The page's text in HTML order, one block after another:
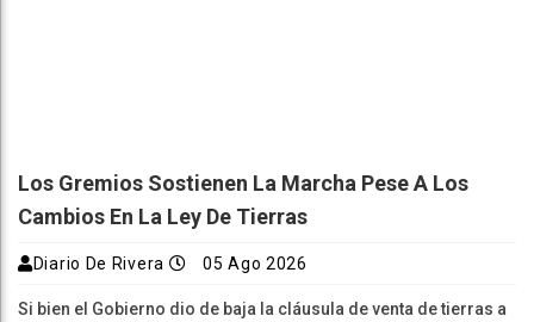
Los Gremios Sostienen La Marcha Pese A Los
Cambios En La Ley De Tierras
Diario De Rivera 05 Ago 2026
Si bien el Gobierno dio de baja la cláusula de venta de tierras a